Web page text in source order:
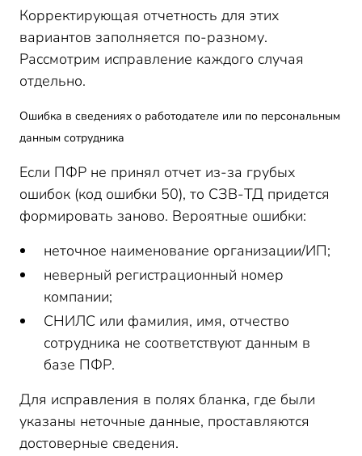
Корректирующая отчетность для этих
вариантов заполняется по-разному.
Рассмотрим исправление каждого случая
отдельно.
Ошибка в сведениях о работодателе или по персональным
данным сотрудника
Если ПФР не принял отчет из-за грубых
ошибок (код ошибки 50), то СЗВ-ТД придется
формировать заново. Вероятные ошибки:
неточное наименование организации/ИП;
неверный регистрационный номер
компании;
СНИЛС или фамилия, имя, отчество
сотрудника не соответствуют данным в
базе ПФР.
Для исправления в полях бланка, где были
указаны неточные данные, проставляются
достоверные сведения.